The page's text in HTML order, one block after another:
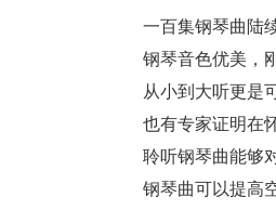
一百集钢琴曲陆
钢琴音色优美，
从小到大听更是
也有专家证明在
聆听钢琴曲能够
钢琴曲可以提高